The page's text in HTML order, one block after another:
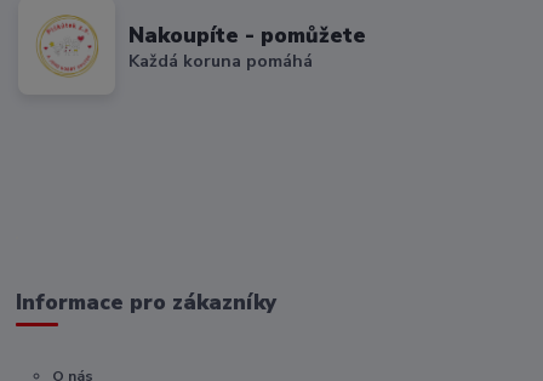
Nakoupíte - pomůžete
Každá koruna pomáhá
Informace pro zákazníky
O nás